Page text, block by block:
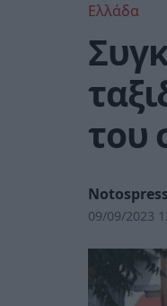
Ελλάδα
του
Notospress
09/09/2023